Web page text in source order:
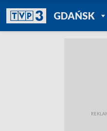
GDAŃSK
TVP